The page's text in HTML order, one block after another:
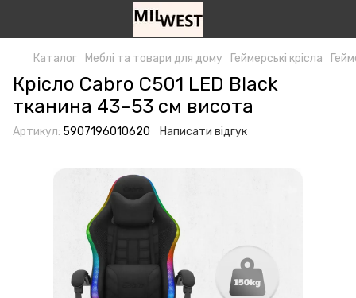
Каталог Меблі та товари для дому Геймерські крісла
Крісло Cabro C501 LED Black
тканина 43–53 см висота
Артикул: 5907196010620 Написати відгук